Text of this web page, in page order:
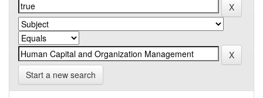
Start a new search